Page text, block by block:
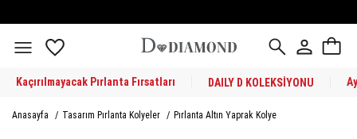
Kaçırılmayacak Pırlanta Fırsatları DAILY D KOLEKSİYONU
Anasayfa / Tasarım Pırlanta Kolyeler / Pırlanta Altın Yaprak Kolye